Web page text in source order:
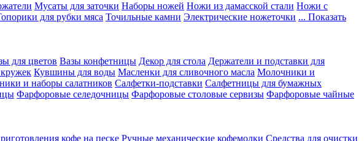
Мусаты для заточки Наборы ножей Ножи из дамасской стали Ножи с
для рубки мяса Точильные камни Электрические ножеточки ... Показать
для цветов Вазы конфетницы Декор для стола Держатели и подставки для
Кувшины для воды Масленки для сливочного масла Молочники и
и наборы салатников Салфетки-подставки Салфетницы для бумажных
Фарфоровые селедочницы Фарфоровые столовые сервизы Фарфоровые чайные
кофе на песке Ручные механические кофемолки Средства для очистки